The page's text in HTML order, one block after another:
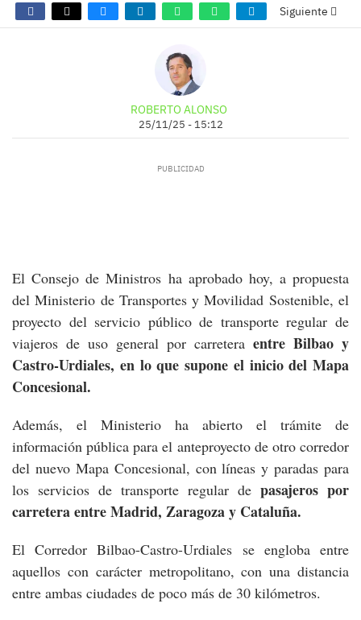
Siguiente
ROBERTO ALONSO
25/11/25 - 15:12
El Consejo de Ministros ha aprobado hoy, a propuesta
del Ministerio de Transportes y Movilidad Sostenible, el
proyecto del servicio público de transporte regular de
viajeros de uso general por carretera entre Bilbao y
Castro-Urdiales, en lo que supone el inicio del Mapa
Concesional.
Además, el Ministerio ha abierto el trámite de
información pública para el anteproyecto de otro corredor
del nuevo Mapa Concesional, con líneas y paradas para
los servicios de transporte regular de pasajeros por
carretera entre Madrid, Zaragoza y Cataluña.
El Corredor Bilbao-Castro-Urdiales se engloba entre
aquellos con carácter metropolitano, con una distancia
entre ambas ciudades de poco más de 30 kilómetros.